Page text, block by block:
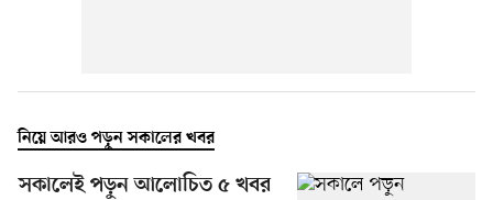
নিয়ে আরও পড়ুন সকালের খবর
সকালেই পড়ুন আলোচিত ৫ খবর